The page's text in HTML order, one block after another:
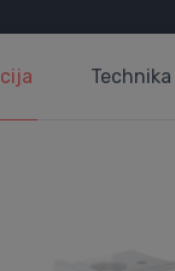
Technika